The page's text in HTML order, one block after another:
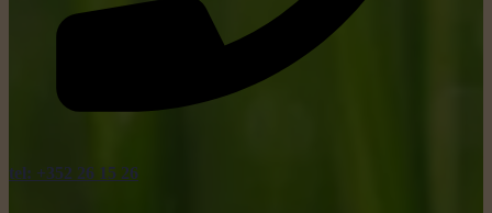
tel: +352 26 15 26